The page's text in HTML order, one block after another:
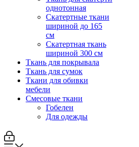
однотонная
Скатертные ткани
шириной до 165
см
Скатертная ткань
шириной 300 см
Ткань для покрывала
Ткань для сумок
Ткани для обивки
мебели
Смесовые ткани
Гобелен
Для одежды